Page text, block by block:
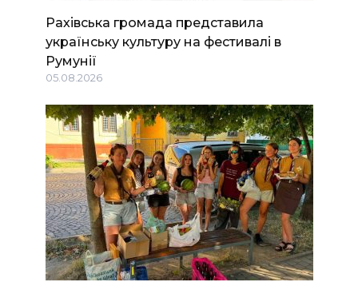
Рахівська громада представила
українську культуру на фестивалі в
Румунії
05.08.2026